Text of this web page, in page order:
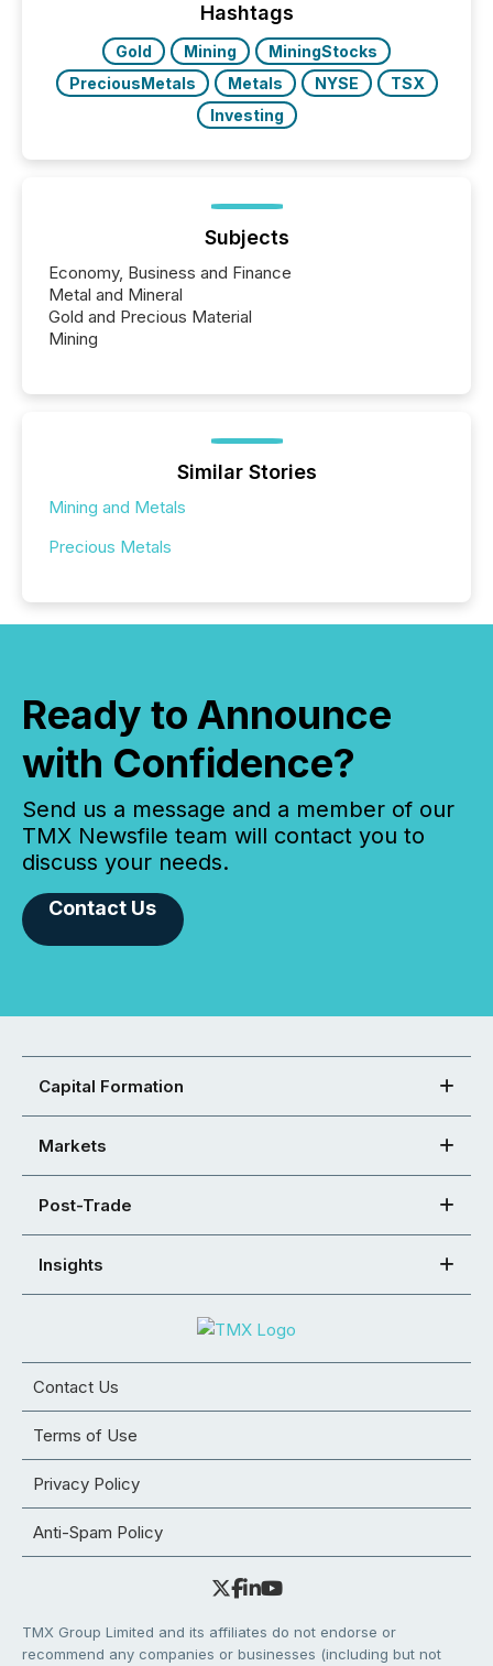
Hashtags
Gold Mining
MiningStocks
PreciousMetals
Metals NYSE
TSX
Investing
Subjects
Economy, Business and Finance
Metal and Mineral
Gold and Precious Material
Mining
Similar Stories
Mining and Metals
Precious Metals
Ready to Announce
with Confidence?
Send us a message and a member of our
TMX Newsfile team will contact you to
discuss your needs.
Contact Us
Capital Formation
Markets
Post-Trade
Insights
Contact Us
Terms of Use
Privacy Policy
Anti-Spam Policy
TMX Group Limited and its affiliates do not endorse or
recommend any companies or businesses (including but not